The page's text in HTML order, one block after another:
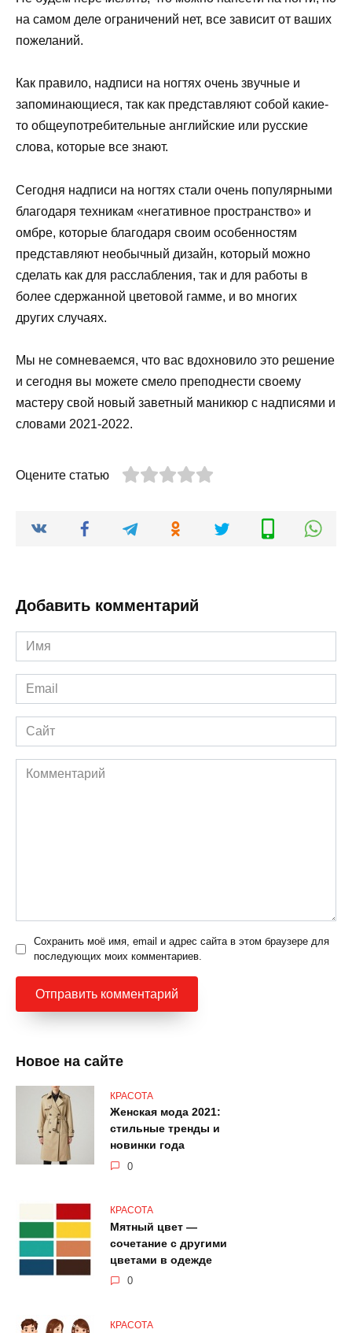
на самом деле ограничений нет, все зависит от ваших
пожеланий.
Как правило, надписи на ногтях очень звучные и
запоминающиеся, так как представляют собой какие-
то общеупотребительные английские или русские
слова, которые все знают.
Сегодня надписи на ногтях стали очень популярными
благодаря техникам «негативное пространство» и
омбре, которые благодаря своим особенностям
представляют необычный дизайн, который можно
сделать как для расслабления, так и для работы в
более сдержанной цветовой гамме, и во многих
других случаях.
Мы не сомневаемся, что вас вдохновило это решение
и сегодня вы можете смело преподнести своему
мастеру свой новый заветный маникюр с надписями и
словами 2021-2022.
Оцените статью
Добавить комментарий
Имя
*
Email
*
Сайт
Комментарий
Сохранить моё имя, email и адрес сайта в этом браузере для
последующих моих комментариев.
Новое на сайте
КРАСОТА
Женская мода 2021:
стильные тренды и
новинки года
0
КРАСОТА
Мятный цвет —
сочетание с другими
цветами в одежде
0
КРАСОТА